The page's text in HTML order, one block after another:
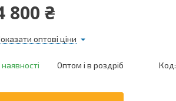
800 ₴
оптові ціни
Оптом і в роздріб Код: